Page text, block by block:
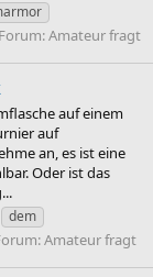
Forum:Amateur fragt
auf einem
auf
an, es ist eine
Oder ist das
dem
Amateur fragt